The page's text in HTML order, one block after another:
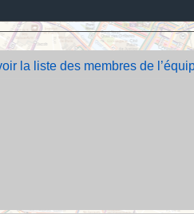
la liste des membres de